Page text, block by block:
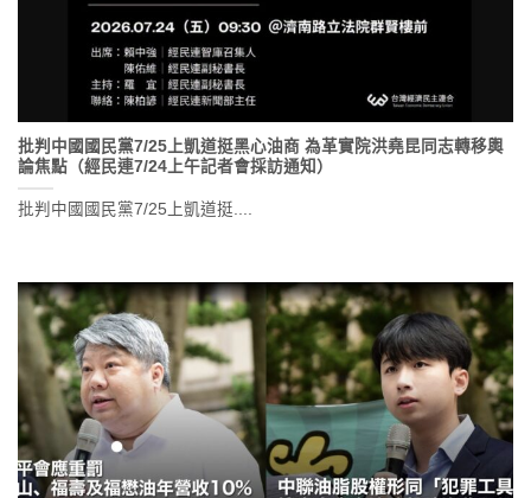
批判中國國民黨7/25上凱道挺黑心油商 為革實院洪堯昆同志轉移輿
論焦點（經民連7/24上午記者會採訪通知）
批判中國國民黨7/25上凱道挺....